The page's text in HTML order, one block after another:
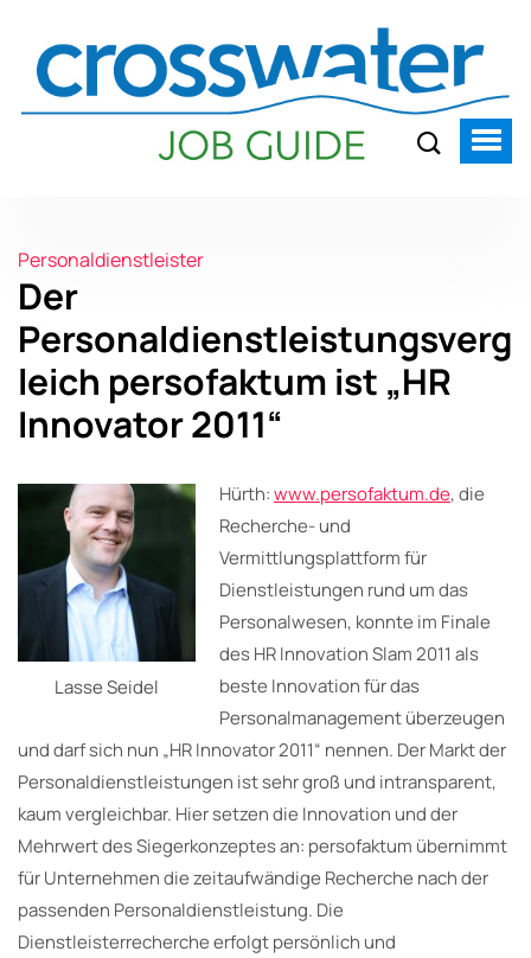
Personaldienstleister
Der
Personaldienstleistungsverg
leich persofaktum ist „HR
Innovator 2011“
Lasse Seidel
Hürth:www.persofaktum.de, die
Recherche- und
Vermittlungsplattform für
Dienstleistungen rund um das
Personalwesen, konnte im Finale
des HR Innovation Slam 2011 als
beste Innovation für das
Personalmanagement überzeugen
und darf sich nun „HR Innovator 2011“ nennen. Der Markt der
Personaldienstleistungen ist sehr groß und intransparent,
kaum vergleichbar. Hier setzen die Innovation und der
Mehrwert des Siegerkonzeptes an: persofaktum übernimmt
für Unternehmen die zeitaufwändige Recherche nach der
passenden Personaldienstleistung. Die
Dienstleisterrecherche erfolgt persönlich und